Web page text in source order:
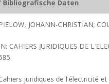
Bibliografische Daten
JOHANN-CHRISTIAN;
CAHIERS JURIDIQUES DE
juridiques de l'électricité et